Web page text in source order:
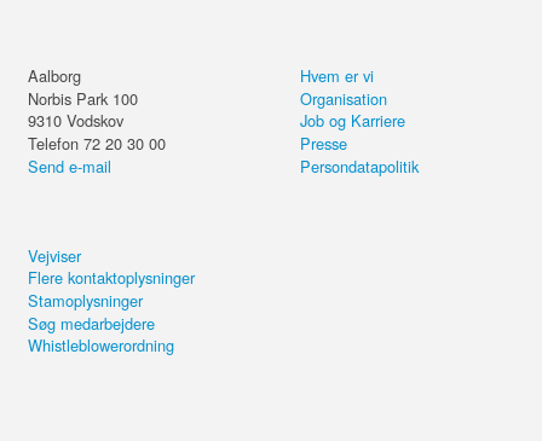
Aalborg
Norbis Park 100
9310 Vodskov
Telefon 72 20 30 00
Send e-mail
Hvem er vi
Organisation
Job og Karriere
Presse
Persondatapolitik
Vejviser
Flere kontaktoplysninger
Stamoplysninger
Søg medarbejdere
Whistleblowerordning